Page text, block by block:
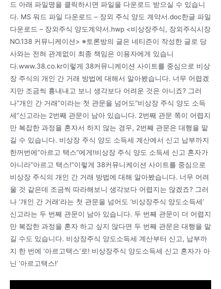
드 아래 파일명을 클릭하시면 파일을 다운로드 받으실 수 있습니
다. MS 워드 파일 다운로드 – 장외 주식 양도 계약서.doc한글 파일
다운로드 – 장외주식 양도계약서.hwp <비상장주식, 장외주식시장
NO.138 커뮤니케이션> ※토론방의 글은 네티즌이 작성한 글로 당
사와는 전혀 관계없이 최종 책임은 이용자에게 있습니
다.www.38.co.kr이렇게 38커뮤니케이션 사이트를 중심으로 비상
장 주식의 개인 간 거래 방법에 대해서 알아봤습니다. 너무 어렵겠
지만 조금씩 흉내내고 보니 생각보다 어려운 것은 아니죠? 그러
나”개인 간 거래”이라는 첫 관문을 넘어도”비상장 주식 양도 소득
세”신고라는 2번째 관문이 남아 있습니다. 2번째 관문 쪽이 어렵지
만 복잡한 과정을 혼자서 하지 않는 경우, 2번째 관문은 대행을 맡
길 수 있습니다. 비상장 주식 양도 소득세 계산에서 신고 납부까지
한꺼번에”아르고 택스”에게!비상장 주식 양도 소득세 신고 혼자가
아니라”아르고 택스!”이렇게 38커뮤니케이션 사이트를 중심으로
비상장 주식의 개인 간 거래 방법에 대해 알아봤습니다. 너무 어려
울 것 같은데 조금씩 따라해보니 생각보다 어렵지는 않겠죠? 그러
나 ‘개인 간 거래’라는 첫 관문을 넘어도 ‘비상장주식 양도소득세’
신고라는 두 번째 관문이 남아 있습니다. 두 번째 관문이 더 어렵지
만 복잡한 과정을 혼자 하고 싶지 않다면 두 번째 관문은 대행을 맡
길 수도 있습니다. 비상장주식 양도소득세 계산부터 신고, 납부까
지 한 번에 ‘아르고택스’로! 비상장주식 양도소득세 신고 혼자가 아
닌 ‘아르고택스!’